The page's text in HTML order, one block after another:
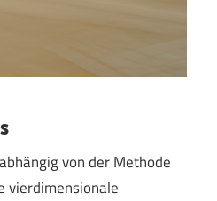
von der Methode
vierdimensionale